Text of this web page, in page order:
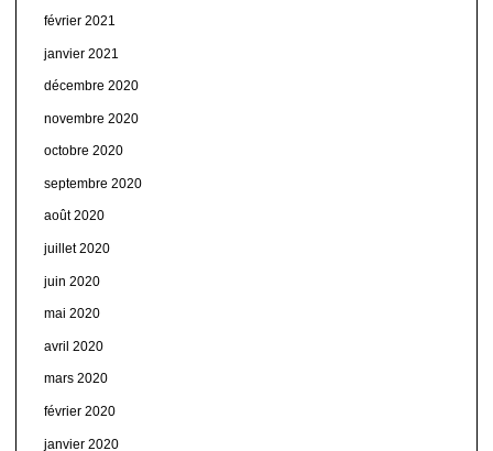
février 2021
janvier 2021
décembre 2020
novembre 2020
octobre 2020
septembre 2020
août 2020
juillet 2020
juin 2020
mai 2020
avril 2020
mars 2020
février 2020
janvier 2020